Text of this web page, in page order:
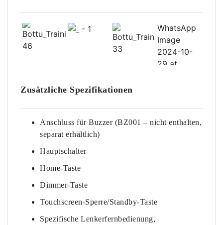
Zusätzliche Spezifikationen
Anschluss für Buzzer (BZ001 – nicht enthalten,
separat erhältlich)
Hauptschalter
Home-Taste
Dimmer-Taste
Touchscreen-Sperre/Standby-Taste
Spezifische Lenkerfernbedienung,